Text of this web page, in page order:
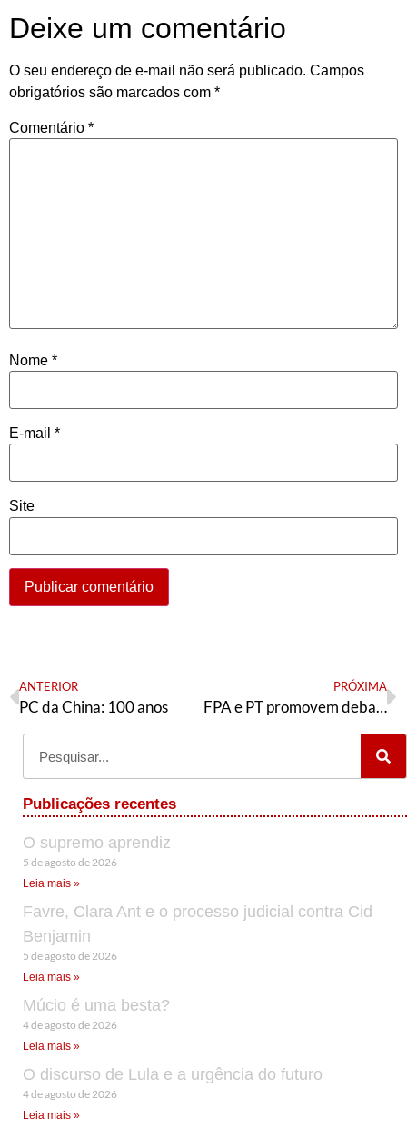
Deixe um comentário
O seu endereço de e-mail não será publicado. Campos
obrigatórios são marcados com *
Comentário *
Nome *
E-mail *
Site
ANTERIOR
PC da China: 100 anos
PRÓXIMA
FPA e PT promovem debate sobre classes trabalhadoras e socialismo
Publicações recentes
O supremo aprendiz
5 de agosto de 2026
Leia mais »
Favre, Clara Ant e o processo judicial contra Cid
Benjamin
5 de agosto de 2026
Leia mais »
Múcio é uma besta?
4 de agosto de 2026
Leia mais »
O discurso de Lula e a urgência do futuro
4 de agosto de 2026
Leia mais »